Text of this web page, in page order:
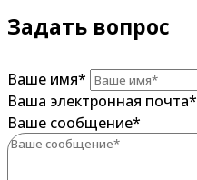
Задать вопрос
Ваше имя*
Ваша электронная почта*
Ваше сообщение*